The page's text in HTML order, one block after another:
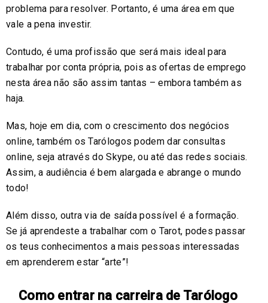
problema para resolver. Portanto, é uma área em que
vale a pena investir.
Contudo, é uma profissão que será mais ideal para
trabalhar por conta própria, pois as ofertas de emprego
nesta área não são assim tantas – embora também as
haja.
Mas, hoje em dia, com o crescimento dos negócios
online, também os Tarólogos podem dar consultas
online, seja através do Skype, ou até das redes sociais.
Assim, a audiência é bem alargada e abrange o mundo
todo!
Além disso, outra via de saída possível é a formação.
Se já aprendeste a trabalhar com o Tarot, podes passar
os teus conhecimentos a mais pessoas interessadas
em aprenderem estar “arte”!
Como entrar na carreira de Tarólogo